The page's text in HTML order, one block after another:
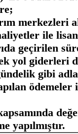
merkezleri
ile
geçirilen
yol giderleri
gibi
ödemeler
yapılmıştır.